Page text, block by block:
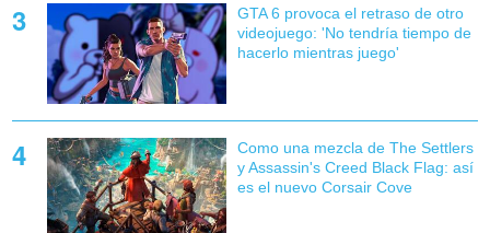
GTA 6 provoca el retraso de otro
videojuego: 'No tendría tiempo de
hacerlo mientras juego'
Como una mezcla de The Settlers
y Assassin's Creed Black Flag: así
es el nuevo Corsair Cove